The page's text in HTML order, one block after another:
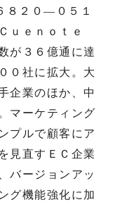
８２０―０５１
ｕｅｎｏｔｅ
が３６億通に達
０社に拡大。大
企業のほか、中
マーケティング
プルで顧客にア
見直すＥＣ企業
バージョンアッ
グ機能強化に加